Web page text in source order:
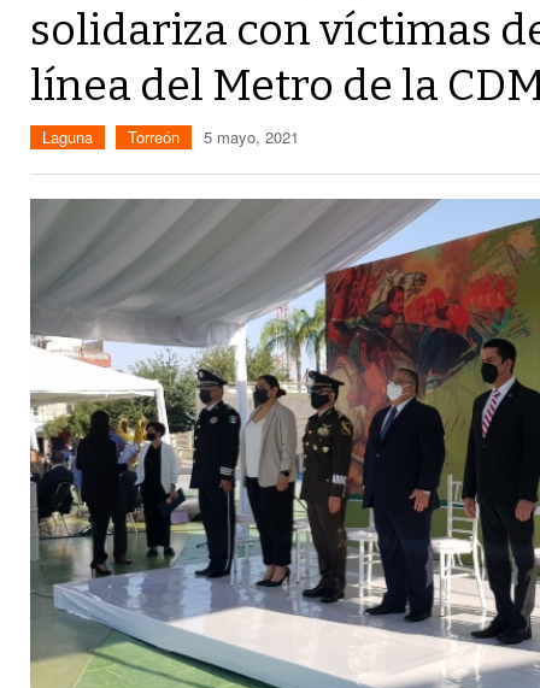
solidariza con víctimas
línea del Metro de la
Laguna Torreón 5 mayo, 2021